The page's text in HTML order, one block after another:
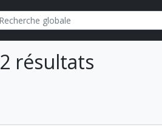
options
résultats